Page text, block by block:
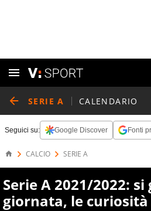
SERIE A CALENDARIO
Seguici su: Google Discover Fonti
CALCIO SERIE A
Serie A 2021/2022: si
giornata, le